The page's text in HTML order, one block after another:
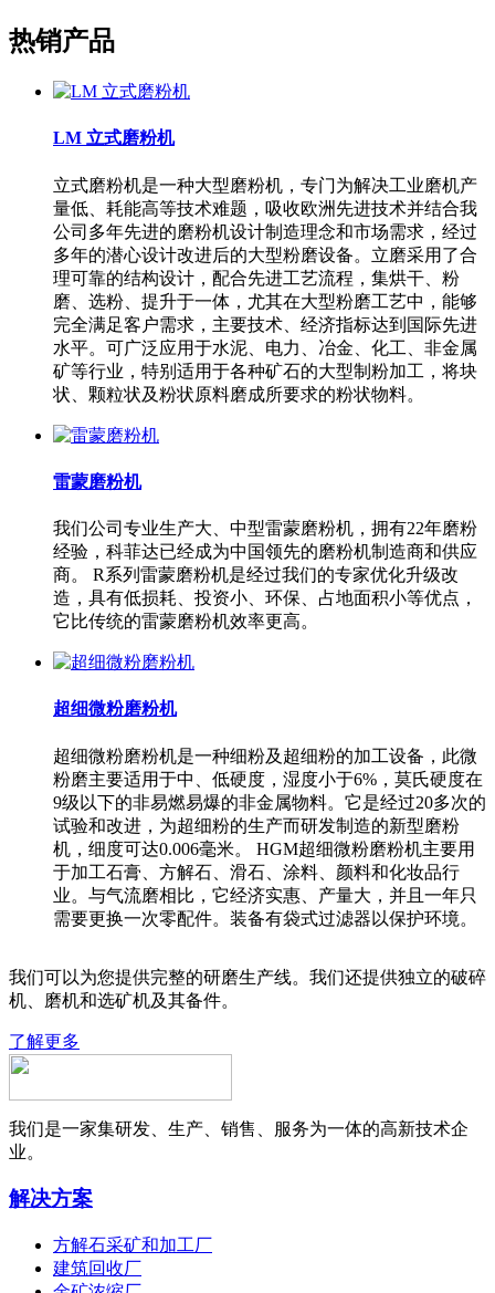
热销产品
LM 立式磨粉机
立式磨粉机是一种大型磨粉机，专门为解决工业磨机产
量低、耗能高等技术难题，吸收欧洲先进技术并结合我
公司多年先进的磨粉机设计制造理念和市场需求，经过
多年的潜心设计改进后的大型粉磨设备。立磨采用了合
理可靠的结构设计，配合先进工艺流程，集烘干、粉
磨、选粉、提升于一体，尤其在大型粉磨工艺中，能够
完全满足客户需求，主要技术、经济指标达到国际先进
水平。可广泛应用于水泥、电力、冶金、化工、非金属
矿等行业，特别适用于各种矿石的大型制粉加工，将块
状、颗粒状及粉状原料磨成所要求的粉状物料。
雷蒙磨粉机
我们公司专业生产大、中型雷蒙磨粉机，拥有22年磨粉
经验，科菲达已经成为中国领先的磨粉机制造商和供应
商。 R系列雷蒙磨粉机是经过我们的专家优化升级改
造，具有低损耗、投资小、环保、占地面积小等优点，
它比传统的雷蒙磨粉机效率更高。
超细微粉磨粉机
超细微粉磨粉机是一种细粉及超细粉的加工设备，此微
粉磨主要适用于中、低硬度，湿度小于6%，莫氏硬度在
9级以下的非易燃易爆的非金属物料。它是经过20多次的
试验和改进，为超细粉的生产而研发制造的新型磨粉
机，细度可达0.006毫米。 HGM超细微粉磨粉机主要用
于加工石膏、方解石、滑石、涂料、颜料和化妆品行
业。与气流磨相比，它经济实惠、产量大，并且一年只
需要更换一次零配件。装备有袋式过滤器以保护环境。
我们可以为您提供完整的研磨生产线。我们还提供独立的破碎
机、磨机和选矿机及其备件。
了解更多
我们是一家集研发、生产、销售、服务为一体的高新技术企
业。
解决方案
方解石采矿和加工厂
建筑回收厂